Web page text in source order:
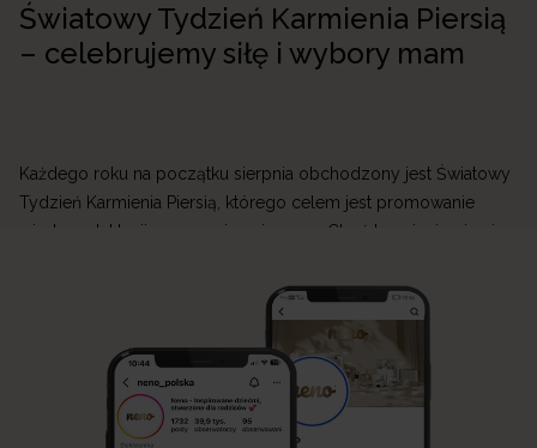
Światowy Tydzień Karmienia Piersią
– celebrujemy siłę i wybory mam
Każdego roku na początku sierpnia obchodzony jest Światowy
Tydzień Karmienia Piersią, którego celem jest promowanie
wiedzy o laktacji oraz wspieranie mam. Choć karmienie piersią
mogą być wymagające. W Neno wierzymy, że każda mama
zasługuje na wsparcie, dlatego tworzymy produkty, które
ułatwiają przygodę z laktacją i sprawiają, że codzienne […]